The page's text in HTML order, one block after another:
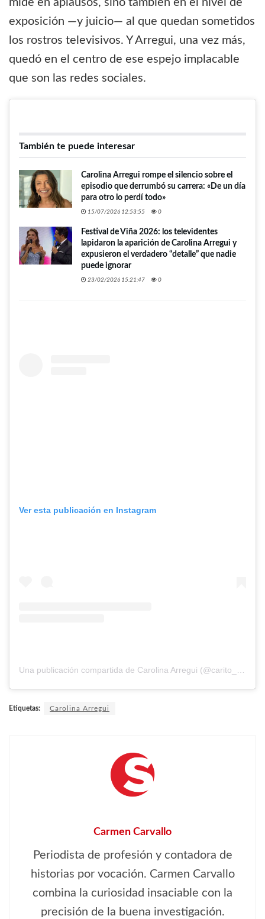
exposición —y juicio— al que quedan sometidos
los rostros televisivos. Y Arregui, una vez más,
quedó en el centro de ese espejo implacable
que son las redes sociales.
También te puede interesar
Carolina Arregui rompe el silencio sobre el
episodio que derrumbó su carrera: «De un día
para otro lo perdí todo»
15/07/2026 12:53:55 0
Festival de Viña 2026: los televidentes
lapidaron la aparición de Carolina Arregui y
expusieron el verdadero “detalle” que nadie
puede ignorar
23/02/2026 15:21:47 0
Ver esta publicación en Instagram
Etiquetas: Carolina Arregui
Carmen Carvallo
Periodista de profesión y contadora de
historias por vocación. Carmen Carvallo
combina la curiosidad insaciable con la
precisión de la buena investigación.